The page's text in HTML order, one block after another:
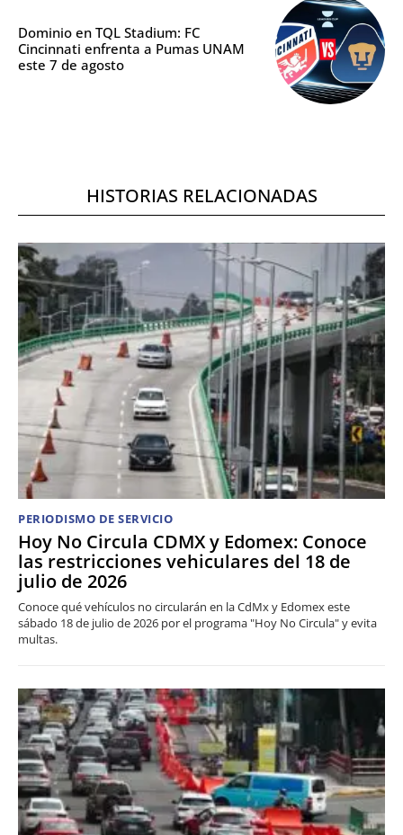
Dominio en TQL Stadium: FC
Cincinnati enfrenta a Pumas UNAM
este 7 de agosto
HISTORIAS RELACIONADAS
PERIODISMO DE SERVICIO
Hoy No Circula CDMX y Edomex: Conoce
las restricciones vehiculares del 18 de
julio de 2026
Conoce qué vehículos no circularán en la CdMx y Edomex este
sábado 18 de julio de 2026 por el programa "Hoy No Circula" y evita
multas.